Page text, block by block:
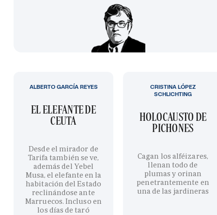
EL ELEFANTE DE
CEUTA
Desde el mirador de
Tarifa también se ve,
además del Yebel
Musa, el elefante en la
habitación del Estado
reclinándose ante
Marruecos. Incluso en
los días de taró
ALBERTO GARCÍA REYES
HOLOCAUSTO DE
PICHONES
Cagan los alféizares,
llenan todo de
plumas y orinan
penetrantemente en
una de las jardineras
CRISTINA LÓPEZ
SCHLICHTING